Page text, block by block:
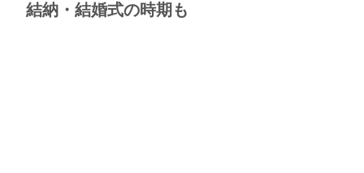
結納・結婚式の時期も